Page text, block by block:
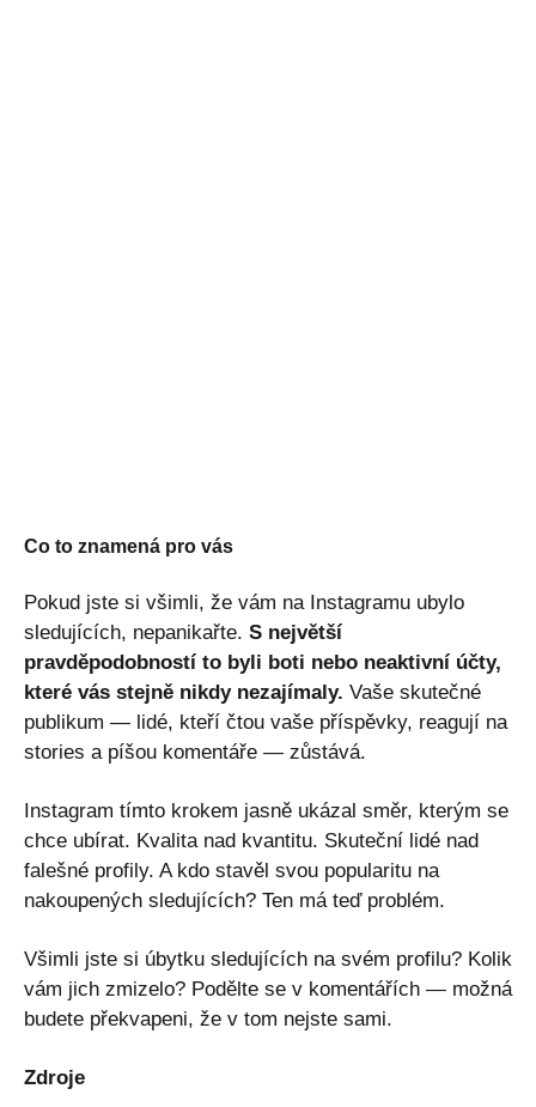
Co to znamená pro vás
Pokud jste si všimli, že vám na Instagramu ubylo
sledujících, nepanikařte. S největší
pravděpodobností to byli boti nebo neaktivní účty,
které vás stejně nikdy nezajímaly. Vaše skutečné
publikum — lidé, kteří čtou vaše příspěvky, reagují na
stories a píšou komentáře — zůstává.
Instagram tímto krokem jasně ukázal směr, kterým se
chce ubírat. Kvalita nad kvantitu. Skuteční lidé nad
falešné profily. A kdo stavěl svou popularitu na
nakoupených sledujících? Ten má teď problém.
Všimli jste si úbytku sledujících na svém profilu? Kolik
vám jich zmizelo? Podělte se v komentářích — možná
budete překvapeni, že v tom nejste sami.
Zdroje